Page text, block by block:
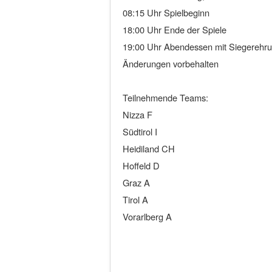
08:15 Uhr Spielbeginn
18:00 Uhr Ende der Spiele
19:00 Uhr Abendessen mit
Änderungen vorbehalten
Teilnehmende Teams:
Nizza F
Südtirol I
Heidiland CH
Hoffeld D
Graz A
Tirol A
Vorarlberg A